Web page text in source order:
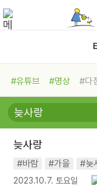
#유튜브 #명상 #다
#비전캠프
#독서캠프
#희망
#나눔 #친구
#독서
#건강
늦사랑
#바람 #가을 #늦
2023.10.7. 토요일